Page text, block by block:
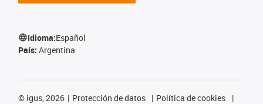
Idioma:Español
País: Argentina
© igus, 2026 Protección de datos
Política de cookies